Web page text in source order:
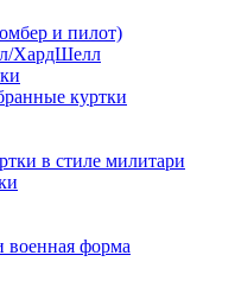
и пилот)
ХардШелл
куртки
в стиле милитари
военная форма